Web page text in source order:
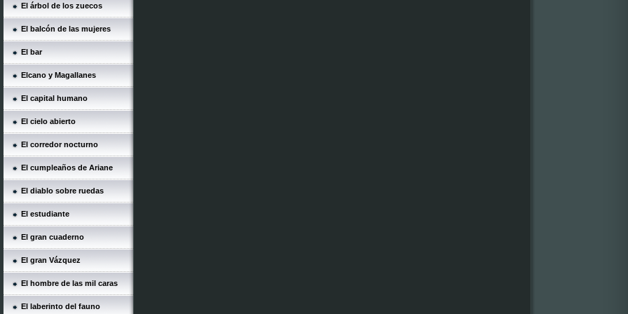
El árbol de los zuecos
El balcón de las mujeres
El bar
Elcano y Magallanes
El capital humano
El cielo abierto
El corredor nocturno
El cumpleaños de Ariane
El diablo sobre ruedas
El estudiante
El gran cuaderno
El gran Vázquez
El hombre de las mil caras
El laberinto del fauno